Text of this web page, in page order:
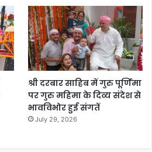
श्री दरबार साहिब में गुरु पूर्णिमा
पर गुरु महिमा के दिव्य संदेश से
भावविभोर हुई संगतें
July 29, 2026